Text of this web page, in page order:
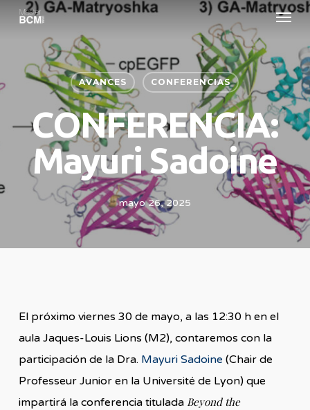
Skip
content
Menu
AVANCES CONFERENCIAS
CONFERENCIA:
Mayuri Sadoine
mayo 26, 2025
El próximo viernes 30 de mayo, a las 12:30 h en el
aula Jaques-Louis Lions (M2), contaremos con la
participación de la Dra. Mayuri Sadoine (Chair de
Professeur Junior en la Université de Lyon) que
impartirá la conferencia titulada Beyond the